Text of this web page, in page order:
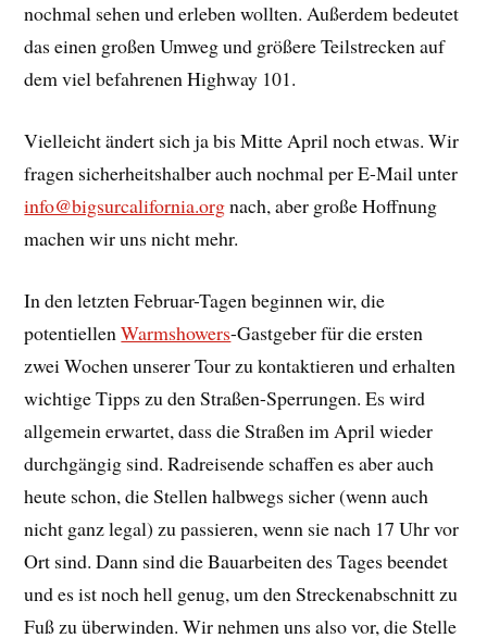
nochmal sehen und erleben wollten. Außerdem bedeutet
das einen großen Umweg und größere Teilstrecken auf
dem viel befahrenen Highway 101.
Vielleicht ändert sich ja bis Mitte April noch etwas. Wir
fragen sicherheitshalber auch nochmal per E-Mail unter
info@bigsurcalifornia.orgnach, aber große Hoffnung
machen wir uns nicht mehr.
In den letzten Februar-Tagen beginnen wir, die
potentiellenWarmshowers-Gastgeber für die ersten
zwei Wochen unserer Tour zu kontaktieren und erhalten
wichtige Tipps zu den Straßen-Sperrungen. Es wird
allgemein erwartet, dass die Straßen im April wieder
durchgängig sind. Radreisende schaffen es aber auch
heute schon, die Stellen halbwegs sicher (wenn auch
nicht ganz legal) zu passieren, wenn sie nach 17 Uhr vor
Ort sind. Dann sind die Bauarbeiten des Tages beendet
und es ist noch hell genug, um den Streckenabschnitt zu
Fuß zu überwinden. Wir nehmen uns also vor, die Stelle